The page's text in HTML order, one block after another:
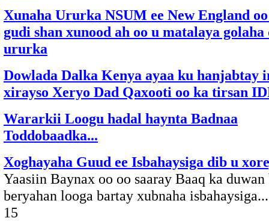
Xunaha Ururka NSUM ee New England
gudi shan xunood ah oo u matalaya golaha
ururka
Dowlada Dalka Kenya ayaa ku hanjabtay
xirayso Xeryo Dad Qaxooti oo ka tirsan
Wararkii Loogu hadal haynta Badnaa
Toddobaadka...
Xoghayaha Guud ee Isbahaysiga dib u
Yaasiin Baynax oo oo saaray Baaq ka
beryahan looga bartay xubnaha
15